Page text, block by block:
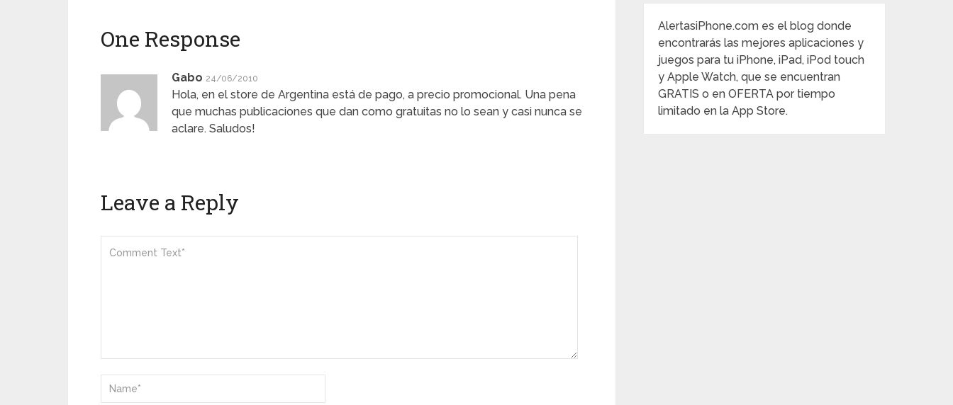
One Response
Gabo 24/06/2010
Hola, en el store de Argentina está de pago, a precio promocional. Una pena
que muchas publicaciones que dan como gratuitas no lo sean y casi nunca se
aclare. Saludos!
Leave a Reply
AlertasiPhone.com es el blog donde
encontrarás las mejores aplicaciones y
juegos para tu iPhone, iPad, iPod touch
y Apple Watch, que se encuentran
GRATIS o en OFERTA por tiempo
limitado en la App Store.